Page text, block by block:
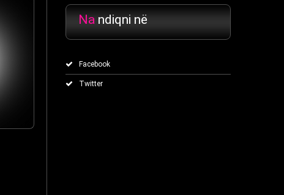
Na ndiqni në
Facebook
Twitter